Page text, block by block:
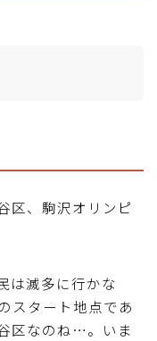
区、駒沢オリンピ
は滅多に行かな
スタート地点であ
区なのね…。いま